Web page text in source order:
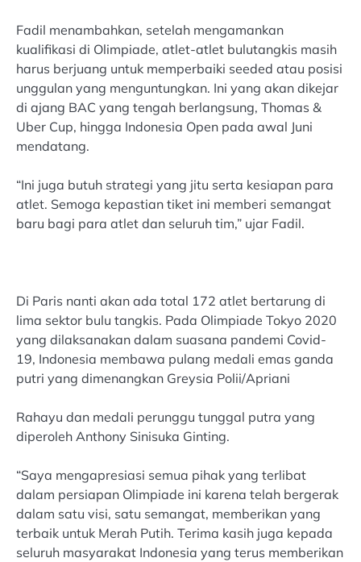
Fadil menambahkan, setelah mengamankan
kualifikasi di Olimpiade, atlet-atlet bulutangkis masih
harus berjuang untuk memperbaiki seeded atau posisi
unggulan yang menguntungkan. Ini yang akan dikejar
di ajang BAC yang tengah berlangsung, Thomas &
Uber Cup, hingga Indonesia Open pada awal Juni
mendatang.
“Ini juga butuh strategi yang jitu serta kesiapan para
atlet. Semoga kepastian tiket ini memberi semangat
baru bagi para atlet dan seluruh tim,” ujar Fadil.
Di Paris nanti akan ada total 172 atlet bertarung di
lima sektor bulu tangkis. Pada Olimpiade Tokyo 2020
yang dilaksanakan dalam suasana pandemi Covid-
19, Indonesia membawa pulang medali emas ganda
putri yang dimenangkan Greysia Polii/Apriani
Rahayu dan medali perunggu tunggal putra yang
diperoleh Anthony Sinisuka Ginting.
“Saya mengapresiasi semua pihak yang terlibat
dalam persiapan Olimpiade ini karena telah bergerak
dalam satu visi, satu semangat, memberikan yang
terbaik untuk Merah Putih. Terima kasih juga kepada
seluruh masyarakat Indonesia yang terus memberikan